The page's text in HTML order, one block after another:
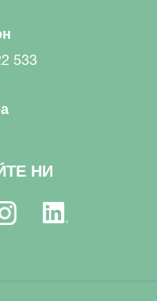
533
НИ